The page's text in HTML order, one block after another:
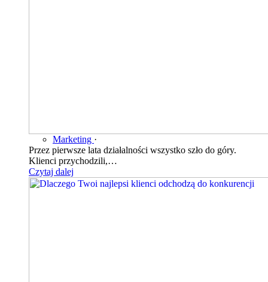
Marketing ·
Przez pierwsze lata działalności wszystko szło do góry.
Klienci przychodzili,…
Czytaj dalej